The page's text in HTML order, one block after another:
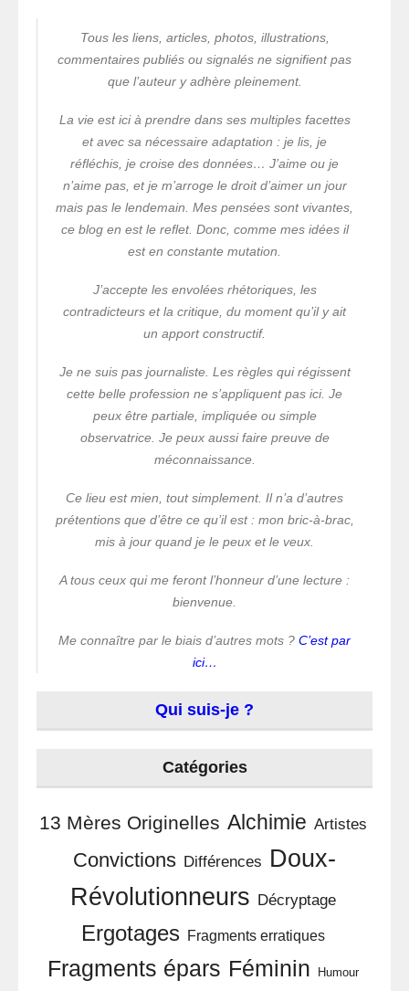
Tous les liens, articles, photos, illustrations,
commentaires publiés ou signalés ne signifient pas
que l’auteur y adhère pleinement.
La vie est ici à prendre dans ses multiples facettes
et avec sa nécessaire adaptation : je lis, je
réfléchis, je croise des données… J’aime ou je
n’aime pas, et je m’arroge le droit d’aimer un jour
mais pas le lendemain. Mes pensées sont vivantes,
ce blog en est le reflet. Donc, comme mes idées il
est en constante mutation.
J’accepte les envolées rhétoriques, les
contradicteurs et la critique, du moment qu’il y ait
un apport constructif.
Je ne suis pas journaliste. Les règles qui régissent
cette belle profession ne s’appliquent pas ici. Je
peux être partiale, impliquée ou simple
observatrice. Je peux aussi faire preuve de
méconnaissance.
Ce lieu est mien, tout simplement. Il n’a d’autres
prétentions que d’être ce qu’il est : mon bric-à-brac,
mis à jour quand je le peux et le veux.
A tous ceux qui me feront l’honneur d’une lecture :
bienvenue.
Me connaître par le biais d’autres mots ? C’est par
ici…
Qui suis-je ?
Catégories
13 Mères Originelles Alchimie Artistes
Convictions Différences Doux-
Révolutionneurs Décryptage
Ergotages Fragments erratiques
Fragments épars Féminin Humour